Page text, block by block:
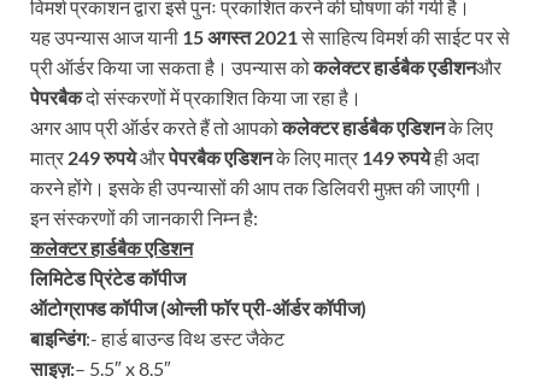
विमर्श प्रकाशन द्वारा इसे पुनः प्रकाशित करने की घोषणा की गयी है।
यह उपन्यास आज यानी 15 अगस्त 2021से साहित्य विमर्श की साईट पर से
प्री ऑर्डर किया जा सकता है। उपन्यास कोकलेक्टरहार्डबैकएडीशनऔर
पेपरबैकदो संस्करणों में प्रकाशित किया जा रहा है।
अगर आप प्री ऑर्डर करते हैं तो आपकोकलेक्टर हार्डबैक एडिशनके लिए
मात्र 249 रुपयेऔरपेपरबैक एडिशनके लिए मात्र 149 रुपयेही अदा
करने होंगे। इसके ही उपन्यासों की आप तक डिलिवरी मुफ़्त की जाएगी।
इन संस्करणों की जानकारी निम्न है:
कलेक्टर हार्डबैक एडिशन
लिमिटेड प्रिंटेड कॉपीज
ऑटोग्राफ्ड कॉपीज (ओन्ली फॉर प्री-ऑर्डर कॉपीज)
बाइन्डिंग:- हार्ड बाउन्ड विथ डस्ट जैकेट
साइज़:– 5.5″ x 8.5″